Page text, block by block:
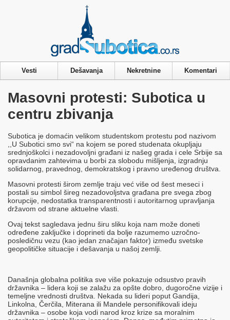
Vesti Dešavanja Nekretnine Komentari
Masovni protesti: Subotica u
centru zbivanja
Subotica je domaćin velikom studentskom protestu pod nazivom
,,U Subotici smo svi“ na kojem se pored studenata okupljaju
srednjoškolci i nezadovoljni građani iz našeg grada i cele Srbije sa
opravdanim zahtevima u borbi za slobodu mišljenja, izgradnju
solidarnog, pravednog, demokratskog i pravno uređenog društva.
Masovni protesti širom zemlje traju već više od šest meseci i
postali su simbol šireg nezadovoljstva građana pre svega zbog
korupcije, nedostatka transparentnosti i autoritarnog upravljanja
državom od strane aktuelne vlasti.
Ovaj tekst sagledava jednu širu sliku koja nam može doneti
određene zaključke i doprineti da bolje razumemo uzročno-
posledičnu vezu (kao jedan značajan faktor) između svetske
geopolitičke situacije i dešavanja u našoj zemlji.
Današnja globalna politika sve više pokazuje odsustvo pravih
državnika – lidera koji se zalažu za opšte dobro, dugoročne vizije i
temeljne vrednosti društva.​ Nekada su lideri poput Gandija,
Linkolna, Čerčila, Miterana ili Mandele personifikovali ideju
državnika – osobe koja vodi narod kroz krize sa moralnim
Privacy & Cookies Policy